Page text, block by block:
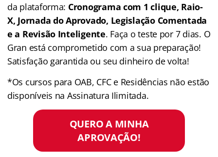
da plataforma: Cronograma com 1 clique, Raio-
X, Jornada do Aprovado, Legislação Comentada
e a Revisão Inteligente. Faça o teste por 7 dias. O
Gran está comprometido com a sua preparação!
Satisfação garantida ou seu dinheiro de volta!
*Os cursos para OAB, CFC e Residências não estão
disponíveis na Assinatura Ilimitada.
QUERO A MINHA
APROVAÇÃO!